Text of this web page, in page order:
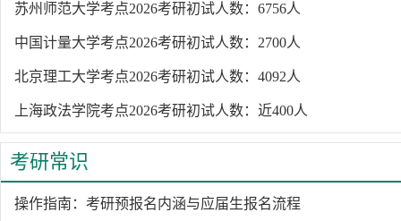
苏州师范大学考点2026考研初试人数：6756人
中国计量大学考点2026考研初试人数：2700人
北京理工大学考点2026考研初试人数：4092人
上海政法学院考点2026考研初试人数：近400人
考研常识
操作指南：考研预报名内涵与应届生报名流程